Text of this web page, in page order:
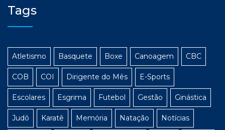
Tags
Atletismo Basquete Boxe Canoagem CBC
COB COI Dirigente do Mês E-Sports
Escolares Esgrima Futebol Gestão Ginástica
Judô Karatê Memória Natação Notícias